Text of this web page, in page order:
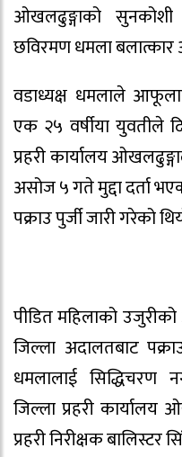
ओखलढुङ्गाको सुनकोशी
छविरमण धमला बलात्कार
वडाध्यक्ष धमलाले
एक २५ वर्षीया युवतीले
प्रहरी कार्यालय
असोज ५ गते मुद्दा दर्ता
पक्राउ पुर्जी जारी गरेको
पीडित महिलाको
जिल्ला अदालतबाट
धमलालाई सिद्धिचरण
जिल्ला प्रहरी
प्रहरी निरीक्षक बालिस्टर